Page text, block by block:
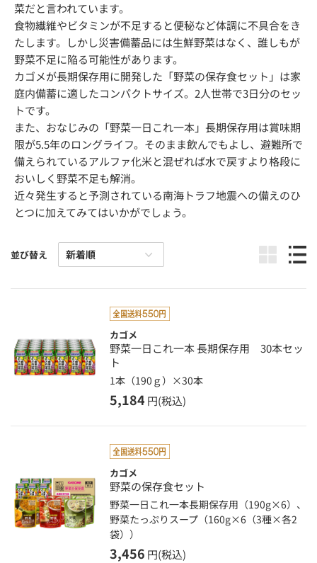
菜だと言われています。
食物繊維やビタミンが不足すると便秘など体調に不具合をき
たします。しかし災害備蓄品には生鮮野菜はなく、誰しもが
野菜不足に陥る可能性があります。
カゴメが長期保存用に開発した「野菜の保存食セット」は家
庭内備蓄に適したコンパクトサイズ。2人世帯で3日分のセッ
トです。
また、おなじみの「野菜一日これ一本」長期保存用は賞味期
限が5.5年のロングライフ。そのまま飲んでもよし、避難所で
備えられているアルファ化米と混ぜれば水で戻すより格段に
おいしく野菜不足も解消。
近々発生すると予測されている南海トラフ地震への備えのひ
とつに加えてみてはいかがでしょう。
並び替え
カゴメ
野菜一日これ一本 長期保存用 30本セッ
ト
1本（190ｇ）×30本
5,184 円(税込)
カゴメ
野菜の保存食セット
野菜一日これ一本長期保存用（190g×6）、
野菜たっぷりスープ（160g×6（3種×各2
袋））
3,456 円(税込)